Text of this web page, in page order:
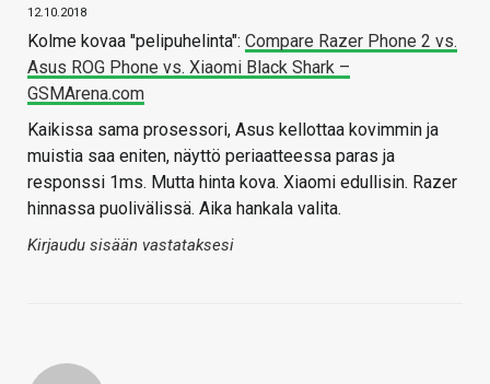
12.10.2018
Kolme kovaa ''pelipuhelinta": Compare Razer Phone 2 vs.
Asus ROG Phone vs. Xiaomi Black Shark –
GSMArena.com
Kaikissa sama prosessori, Asus kellottaa kovimmin ja
muistia saa eniten, näyttö periaatteessa paras ja
responssi 1ms. Mutta hinta kova. Xiaomi edullisin. Razer
hinnassa puolivälissä. Aika hankala valita.
Kirjaudu sisään vastataksesi